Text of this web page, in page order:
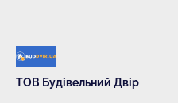
ТОВ Будівельний Двір